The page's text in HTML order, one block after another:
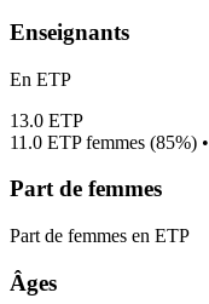
Enseignants
En ETP
13.0 ETP
11.0 ETP femmes (85%) •
Part de femmes
Part de femmes en ETP
Âges